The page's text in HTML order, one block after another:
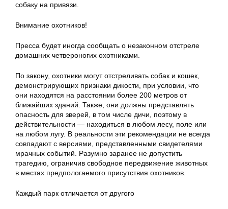
собаку на привязи.
Внимание охотников!
Пресса будет иногда сообщать о незаконном отстреле
домашних четвероногих охотниками.
По закону, охотники могут отстреливать собак и кошек,
демонстрирующих признаки дикости, при условии, что
они находятся на расстоянии более 200 метров от
ближайших зданий. Также, они должны представлять
опасность для зверей, в том числе дичи, поэтому в
действительности — находиться в любом лесу, поле или
на любом лугу. В реальности эти рекомендации не всегда
совпадают с версиями, представленными свидетелями
мрачных событий. Разумно заранее не допустить
трагедию, ограничив свободное передвижение животных
в местах предпологаемого присутствия охотников.
Каждый парк отличается от другого